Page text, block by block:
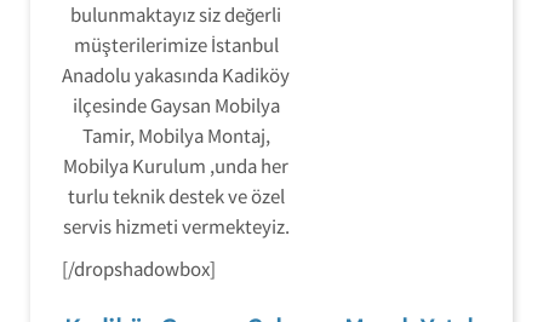
bulunmaktayız siz değerli
müşterilerimize İstanbul
Anadolu yakasında Kadiköy
ilçesinde Gaysan Mobilya
Tamir, Mobilya Montaj,
Mobilya Kurulum ,unda her
turlu teknik destek ve özel
servis hizmeti vermekteyiz.
[/dropshadowbox]